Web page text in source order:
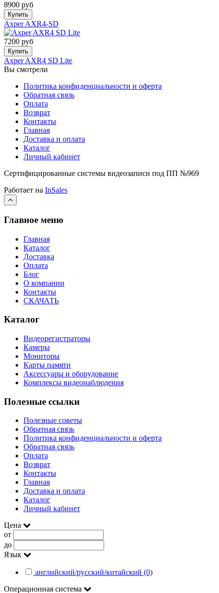
8900 руб
Купить
Axper AXR4-SD
7200 руб
Купить
Axper AXR4 SD Lite
Вы смотрели
Политика конфиденциальности и оферта
Обратная связь
Оплата
Возврат
Контакты
Главная
Доставка и оплата
Каталог
Личный кабинет
Сертифицированные системы видеозаписи под ПП №969
Работает на InSales
Главное меню
Главная
Каталог
Доставка
Оплата
Блог
О компании
Контакты
СКАЧАТЬ
Каталог
Видеорегистраторы
Камеры
Мониторы
Карты памяти
Аксессуары и оборудование
Комплексы видеонаблюдения
Полезные ссылки
Полезные советы
Обратная связь
Политика конфиденциальности и оферта
Обратная связь
Оплата
Возврат
Контакты
Главная
Доставка и оплата
Каталог
Личный кабинет
Цена
от
до
Язык
английский/русский/китайский (0)
Операционная система